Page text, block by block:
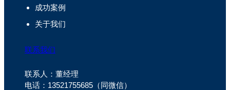
成功案例
关于我们
联系我们
联系人：董经理
电话：13521755685（同微信）